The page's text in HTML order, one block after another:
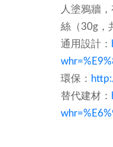
人塗鴉牆
絲（30g，
通用設計：
環保：
替代建材：